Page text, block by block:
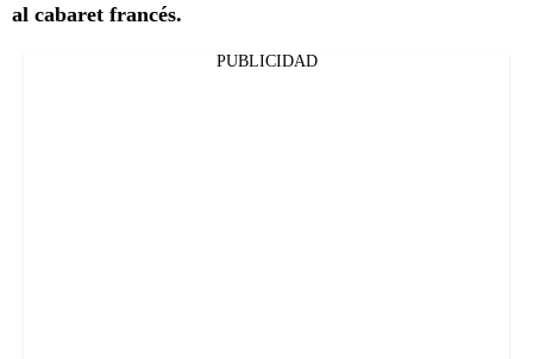
al cabaret francés.
PUBLICIDAD